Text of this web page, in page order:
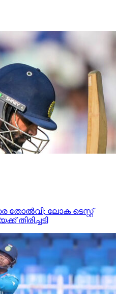
തോല്‍വി; ലോക ടെസ്റ്റ്
തിരിച്ചടി